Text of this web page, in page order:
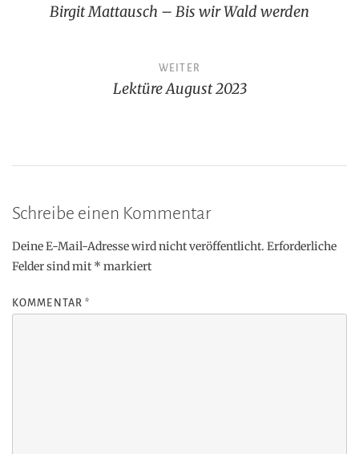
Birgit Mattausch – Bis wir Wald werden
WEITER
Lektüre August 2023
Schreibe einen Kommentar
Deine E-Mail-Adresse wird nicht veröffentlicht. Erforderliche
Felder sind mit * markiert
KOMMENTAR*